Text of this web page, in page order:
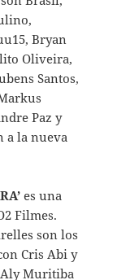
Bryan
Oliveira,
Santos,
Paz y
a la nueva
es una
Filmes.
son los
Cris Abi y
Muritiba